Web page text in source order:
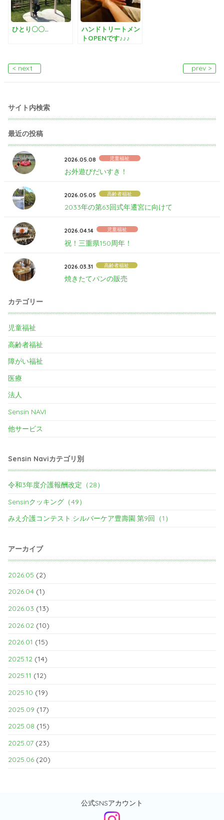
ひとり〇〇…
ハンドトリートメン
トOPENです♪♪♪
< next prev >
サイト内検索
最近の投稿
2026.05.08 児童福祉
お外遊びだいすき！
2026.05.05 高齢者福祉
2033年の第63回式年遷宮に向けて
2026.04.14 児童福祉
祝！三重県150周年！
2026.03.31 高齢者福祉
焼きたてパンの販売
カテゴリー
児童福祉
高齢者福祉
障がい福祉
医療
法人
Sensin NAVI
他サービス
Sensin Naviカテゴリ別
令和3年度介護報酬改定（28）
Sensinクッキング（49）
みえ介護コンテスト.シルバーケア豊壽園.第9回（1）
アーカイブ
2026.05 (2)
2026.04 (1)
2026.03 (13)
2026.02 (10)
2026.01 (15)
2025.12 (14)
2025.11 (12)
2025.10 (19)
2025.09 (17)
2025.08 (15)
2025.07 (23)
2025.06 (20)
公式SNSアカウント